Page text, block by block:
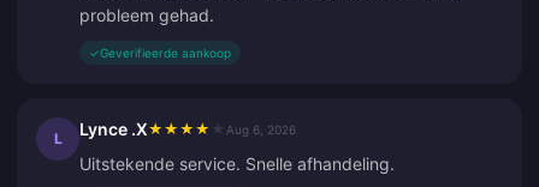
probleem gehad.
✓Geverifieerde aankoop
L Lynce .X★ ★ ★ ★ Aug 6, 2026
Uitstekende service. Snelle afhandeling.